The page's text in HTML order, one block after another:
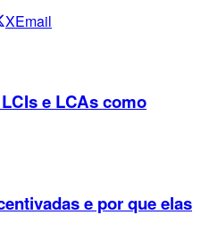
XEmail
e LCAs como
e por que elas